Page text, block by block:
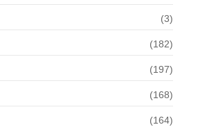
(3)
(182)
(197)
(168)
(164)